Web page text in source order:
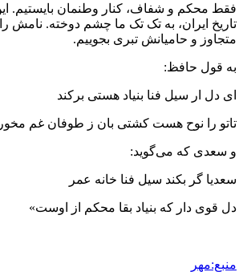
فقط محکم و شفاف، کنار وطنمان بایستیم.
تاریخ ایران، به تک تک ما چشم دوخته. نامش را
متجاوز و حامیانش تبری بجوییم.
به قول حافظ:
ای دل ار سیل فنا بنیاد هستی برکند
تاتو را نوح هست کشتی بان ز طوفان غم مخور
و سعدی که می‌گوید:
سعدیا گر بکند سیل فنا خانه عمر
دل قوی دار که بنیاد بقا محکم از اوست»
منبع:مهر